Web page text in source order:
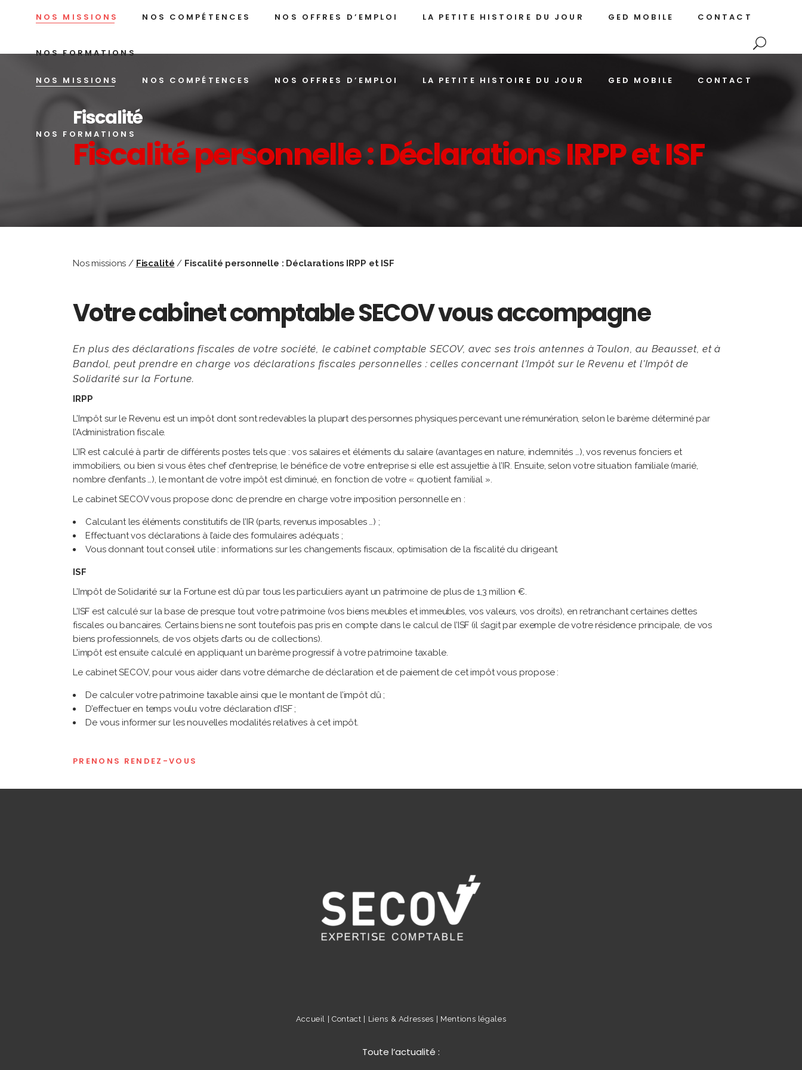
NOS MISSIONS NOS COMPÉTENCES NOS OFFRES D’EMPLOI LA PETITE HISTOIRE DU JOUR GED MOBILE CONTACT
NOS FORMATIONS
NOS MISSIONS NOS COMPÉTENCES NOS OFFRES D’EMPLOI LA PETITE HISTOIRE DU JOUR GED MOBILE CONTACT
NOS FORMATIONS
Fiscalité
Fiscalité personnelle : Déclarations IRPP et ISF
Nos missions / Fiscalité / Fiscalité personnelle : Déclarations IRPP et ISF
Votre cabinet comptable SECOV vous accompagne
En plus des déclarations fiscales de votre société, le cabinet comptable SECOV, avec ses trois antennes à Toulon, au Beausset, et à
Bandol, peut prendre en charge vos déclarations fiscales personnelles : celles concernant l'Impôt sur le Revenu et l'Impôt de
Solidarité sur la Fortune.
IRPP
L’Impôt sur le Revenu est un impôt dont sont redevables la plupart des personnes physiques percevant une rémunération, selon le barème déterminé par
l’Administration fiscale.
L’IR est calculé à partir de différents postes tels que : vos salaires et éléments du salaire (avantages en nature, indemnités …), vos revenus fonciers et
immobiliers, ou bien si vous êtes chef d’entreprise, le bénéfice de votre entreprise si elle est assujettie à l’IR. Ensuite, selon votre situation familiale (marié,
nombre d’enfants …), le montant de votre impôt est diminué, en fonction de votre « quotient familial ».
Le cabinet SECOV vous propose donc de prendre en charge votre imposition personnelle en :
Calculant les éléments constitutifs de l’IR (parts, revenus imposables …) ;
Effectuant vos déclarations à l’aide des formulaires adéquats ;
Vous donnant tout conseil utile : informations sur les changements fiscaux, optimisation de la fiscalité du dirigeant.
ISF
L’Impôt de Solidarité sur la Fortune est dû par tous les particuliers ayant un patrimoine de plus de 1,3 million €.
L’ISF est calculé sur la base de presque tout votre patrimoine (vos biens meubles et immeubles, vos valeurs, vos droits), en retranchant certaines dettes
fiscales ou bancaires. Certains biens ne sont toutefois pas pris en compte dans le calcul de l’ISF (il s’agit par exemple de votre résidence principale, de vos
biens professionnels, de vos objets d’arts ou de collections).
L’impôt est ensuite calculé en appliquant un barème progressif à votre patrimoine taxable.
Le cabinet SECOV, pour vous aider dans votre démarche de déclaration et de paiement de cet impôt vous propose :
De calculer votre patrimoine taxable ainsi que le montant de l’impôt dû ;
D’effectuer en temps voulu votre déclaration d’ISF ;
De vous informer sur les nouvelles modalités relatives à cet impôt.
PRENONS RENDEZ-VOUS
Accueil | Contact | Liens & Adresses | Mentions légales
Toute l’actualité :